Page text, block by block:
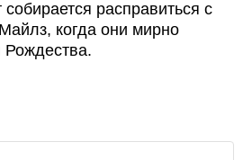
расправиться с
когда они мирно
Рождества.